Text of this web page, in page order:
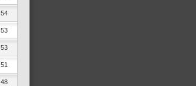
54
53
53
51
48